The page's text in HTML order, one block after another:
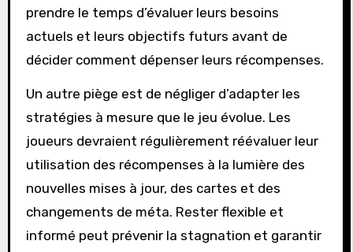
prendre le temps d’évaluer leurs besoins
actuels et leurs objectifs futurs avant de
décider comment dépenser leurs récompenses.
Un autre piège est de négliger d’adapter les
stratégies à mesure que le jeu évolue. Les
joueurs devraient régulièrement réévaluer leur
utilisation des récompenses à la lumière des
nouvelles mises à jour, des cartes et des
changements de méta. Rester flexible et
informé peut prévenir la stagnation et garantir